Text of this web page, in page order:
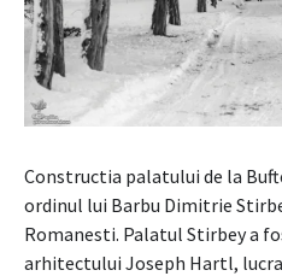
Constructia palatului de la
ordinul lui Barbu Dimitrie
Romanesti. Palatul Stirbey a
arhitectului Joseph Hartl,